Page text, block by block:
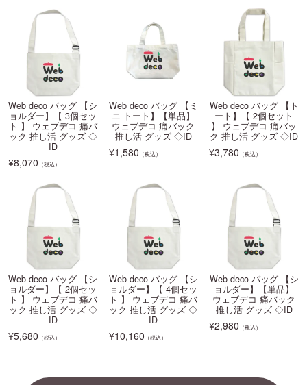
Web deco バッグ 【シ
ョルダー】【 3個セッ
ト 】 ウェブデコ 痛バ
ック 推し活 グッズ ◇
ID
¥8,070 （税込）
Web deco バッグ 【ミ
ニ トート】【単品】
ウェブデコ 痛バック
推し活 グッズ ◇ID
¥1,580 （税込）
Web deco バッグ 【ト
ート】【 2個セット
】 ウェブデコ 痛バッ
ク 推し活 グッズ ◇ID
¥3,780 （税込）
Web deco バッグ 【シ
ョルダー】【 2個セッ
ト 】 ウェブデコ 痛バ
ック 推し活 グッズ ◇
ID
¥5,680 （税込）
Web deco バッグ 【シ
ョルダー】【 4個セッ
ト 】 ウェブデコ 痛バ
ック 推し活 グッズ ◇
ID
¥10,160 （税込）
Web deco バッグ 【シ
ョルダー】【単品】
ウェブデコ 痛バック
推し活 グッズ ◇ID
¥2,980 （税込）